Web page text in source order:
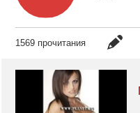
1569 прочитания